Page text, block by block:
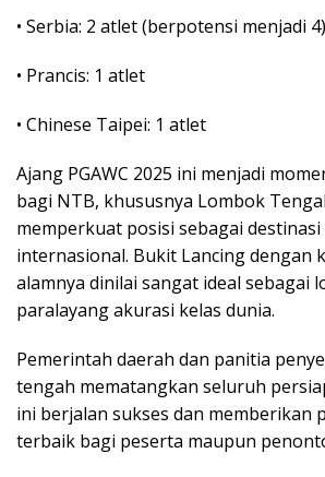
• Serbia: 2 atlet (berpotensi menjadi 4)
• Prancis: 1 atlet
• Chinese Taipei: 1 atlet
Ajang PGAWC 2025 ini menjadi
bagi NTB, khususnya Lombok
memperkuat posisi sebagai
internasional. Bukit Lancing dengan
alamnya dinilai sangat ideal sebagai
paralayang akurasi kelas dunia.
Pemerintah daerah dan panitia
tengah mematangkan seluruh
ini berjalan sukses dan memberikan
terbaik bagi peserta maupun